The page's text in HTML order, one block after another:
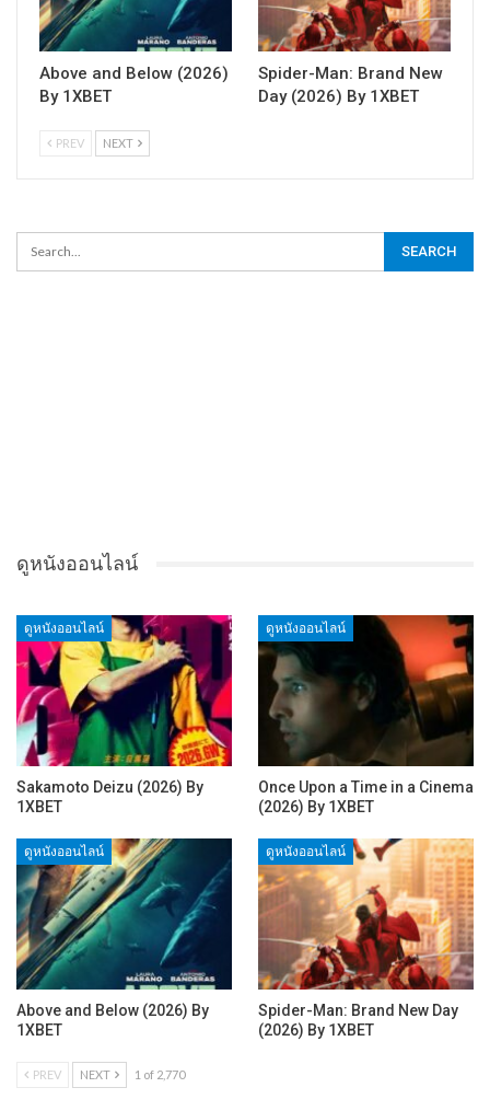
Above and Below (2026)
By 1XBET
Spider-Man: Brand New
Day (2026) By 1XBET
PREV NEXT
ดูหนังออนไลน์
ดูหนังออนไลน์
Sakamoto Deizu (2026) By
1XBET
ดูหนังออนไลน์
Once Upon a Time in a Cinema
(2026) By 1XBET
ดูหนังออนไลน์
Above and Below (2026) By
1XBET
ดูหนังออนไลน์
Spider-Man: Brand New Day
(2026) By 1XBET
PREV NEXT 1 of 2,770